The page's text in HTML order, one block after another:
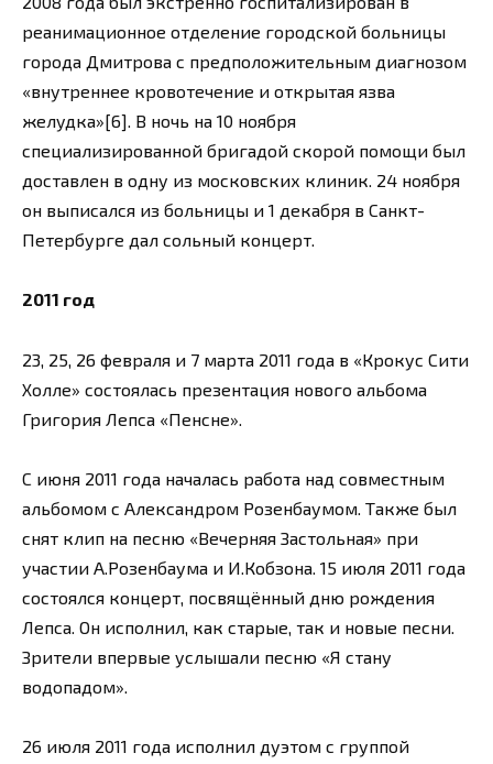
реанимационное отделение городской больницы
города Дмитрова с предположительным диагнозом
«внутреннее кровотечение и открытая язва
желудка»[6]. В ночь на 10 ноября
специализированной бригадой скорой помощи был
доставлен в одну из московских клиник. 24 ноября
он выписался из больницы и 1 декабря в Санкт-
Петербурге дал сольный концерт.
2011 год
23, 25, 26 февраля и 7 марта 2011 года в «Крокус Сити
Холле» состоялась презентация нового альбома
Григория Лепса «Пенсне».
С июня 2011 года началась работа над совместным
альбомом с Александром Розенбаумом. Также был
снят клип на песню «Вечерняя Застольная» при
участии А.Розенбаума и И.Кобзона. 15 июля 2011 года
состоялся концерт, посвящённый дню рождения
Лепса. Он исполнил, как старые, так и новые песни.
Зрители впервые услышали песню «Я стану
водопадом».
26 июля 2011 года исполнил дуэтом с группой